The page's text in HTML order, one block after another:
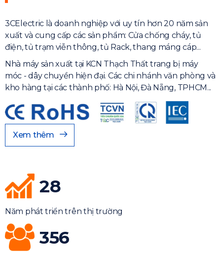
3CElectric là doanh nghiệp với uy tín hơn 20 năm sản
xuất và cung cấp các sản phẩm: Cửa chống cháy, tủ
điện, tủ trạm viễn thông, tủ Rack, thang máng cáp...
Nhà máy sản xuất tại KCN Thạch Thất trang bị máy
móc - dây chuyền hiện đại. Các chi nhánh văn phòng và
kho hàng tại các thành phố: Hà Nội, Đà Nẵng, TPHCM...
Xem thêm
28
Năm phát triển trên thị trường
356